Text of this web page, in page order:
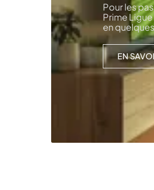
Pour les
Prime
en
EN